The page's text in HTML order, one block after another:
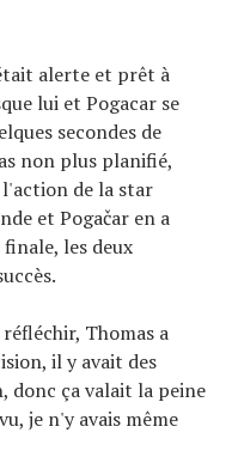
alerte et prêt à
lui et Pogacar se
secondes de
non plus planifié,
de la star
et Pogačar en a
finale, les deux
Thomas a
il y avait des
donc ça valait la peine
je n'y avais même